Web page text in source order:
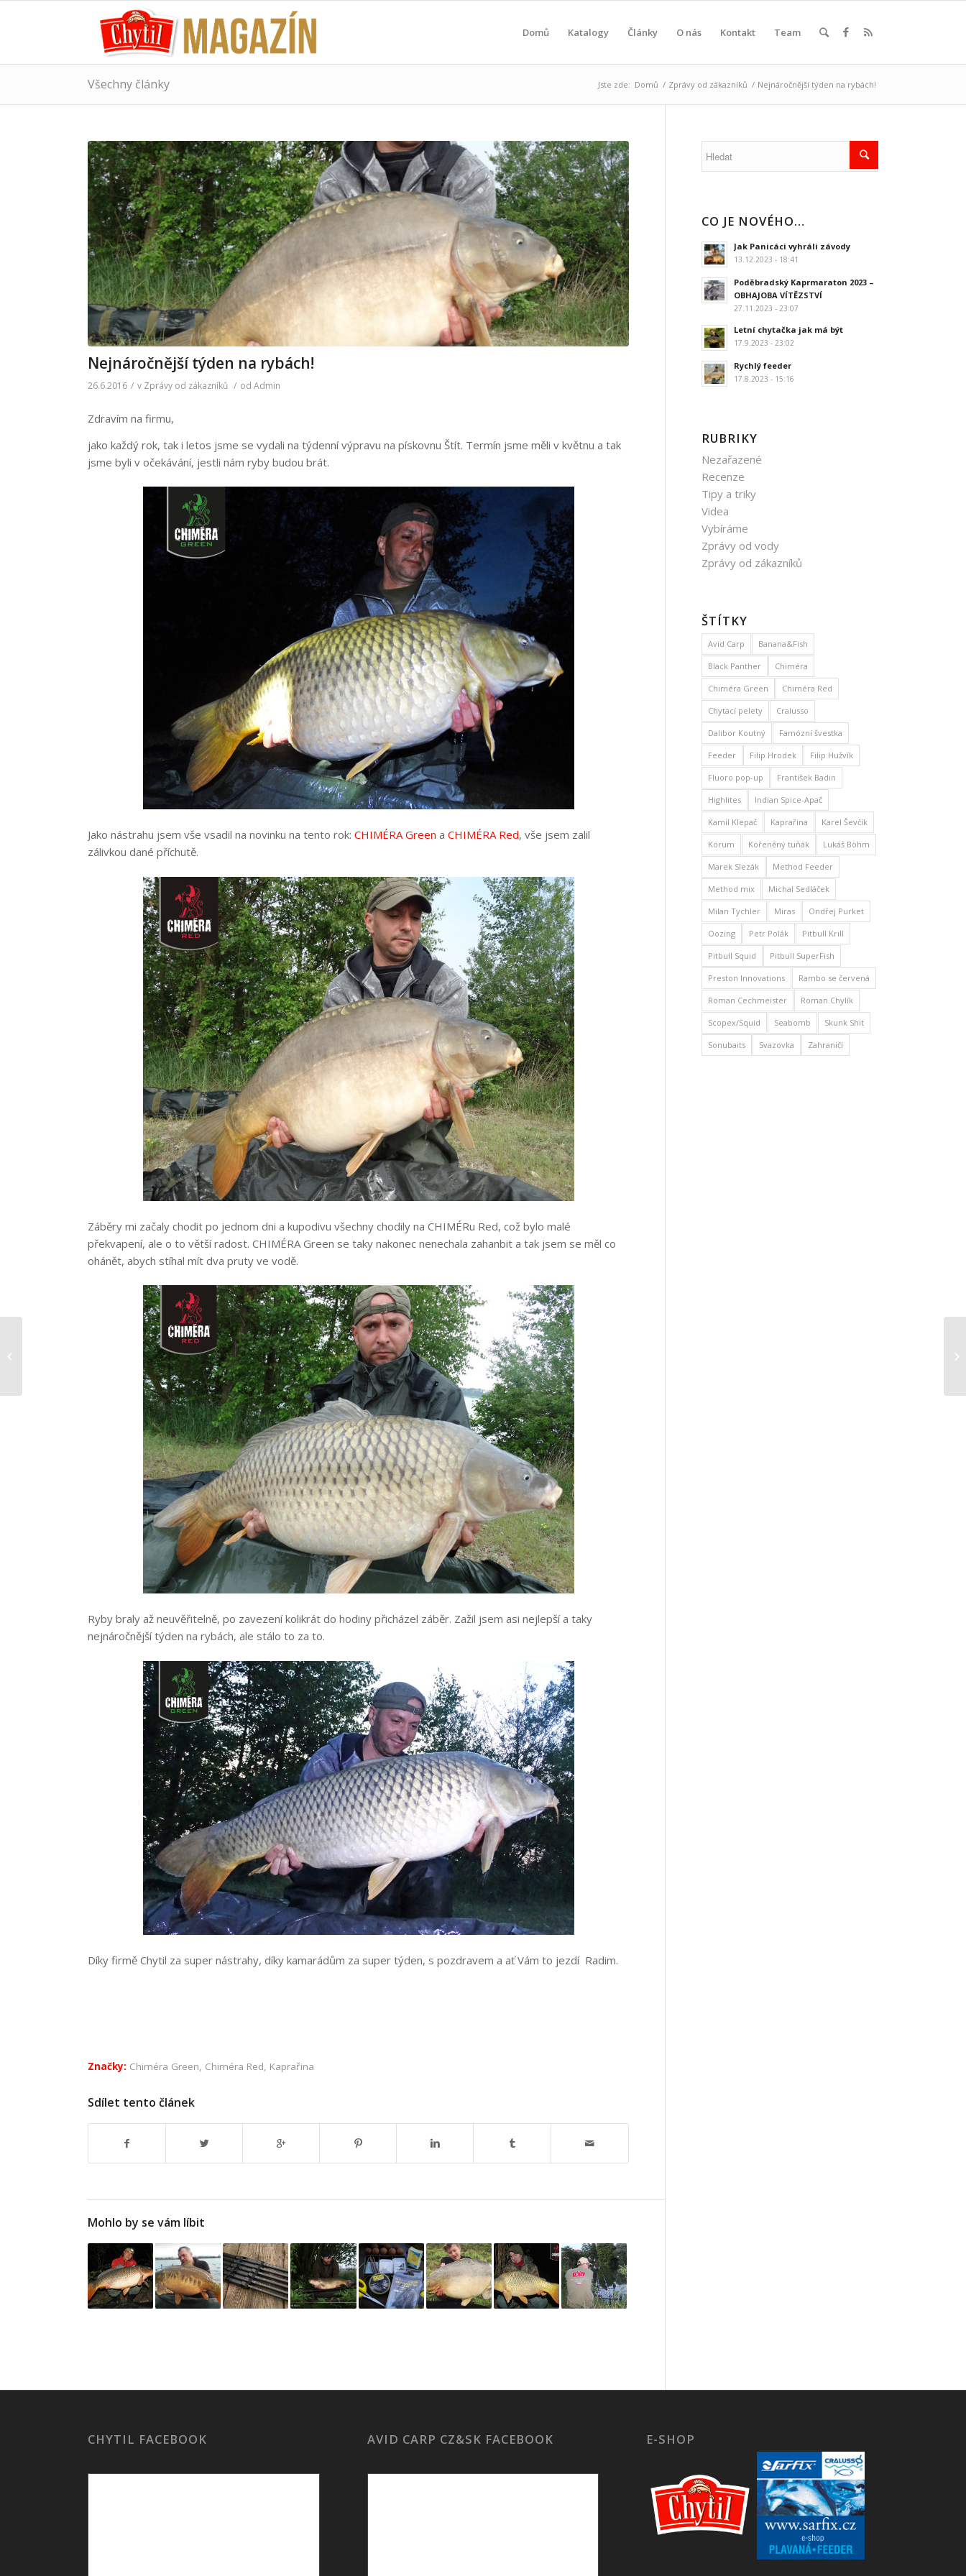
Domů Katalogy Články O nás Kontakt Team
Všechny články Jste zde: Domů / Zprávy od zákazníků / Nejnáročnější týden na rybách!
Nejnáročnější týden na rybách!
26.6.2016 / v Zprávy od zákazníků / od Admin
Zdravím na firmu,
jako každý rok, tak i letos jsme se vydali na týdenní výpravu na pískovnu Štít. Termín jsme měli v květnu a tak
jsme byli v očekávání, jestli nám ryby budou brát.
Jako nástrahu jsem vše vsadil na novinku na tento rok: CHIMÉRA Green a CHIMÉRA Red, vše jsem zalil
zálivkou dané příchutě.
Záběry mi začaly chodit po jednom dni a kupodivu všechny chodily na CHIMÉRu Red, což bylo malé
překvapení, ale o to větší radost. CHIMÉRA Green se taky nakonec nenechala zahanbit a tak jsem se měl co
ohánět, abych stíhal mít dva pruty ve vodě.
Ryby braly až neuvěřitelně, po zavezení kolikrát do hodiny přicházel záběr. Zažil jsem asi nejlepší a taky
nejnáročnější týden na rybách, ale stálo to za to.
Díky firmě Chytil za super nástrahy, díky kamarádům za super týden, s pozdravem a ať Vám to jezdí Radim.
Značky: Chiméra Green Chiméra Red Kaprařina
Sdílet tento článek
Mohlo by se vám líbit
CO JE NOVÉHO…
Jak Panicáci vyhráli závody
13.12.2023 - 18:41
Poděbradský Kaprmaraton 2023 –
OBHAJOBA VÍTĚZSTVÍ
27.11.2023 - 23:07
Letní chytačka jak má být
17.9.2023 - 23:02
Rychlý feeder
17.8.2023 - 15:16
RUBRIKY
Nezařazené
Recenze
Tipy a triky
Videa
Vybíráme
Zprávy od vody
Zprávy od zákazníků
ŠTÍTKY
Avid Carp Banana&Fish
Black Panther Chiméra
Chiméra Green Chiméra Red
Chytací pelety Cralusso
Dalibor Koutný Famózní švestka
Feeder Filip Hrodek Filip Hužvík
Fluoro pop-up František Badin
Highlites Indian Spice-Apač
Kamil Klepač Kaprařina Karel Ševčík
Korum Kořeněný tuňák Lukáš Böhm
Marek Slezák Method Feeder
Method mix Michal Sedláček
Milan Tychler Miras Ondřej Purket
Oozing Petr Polák Pitbull Krill
Pitbull Squid Pitbull SuperFish
Preston Innovations Rambo se červená
Roman Cechmeister Roman Chylík
Scopex/Squid Seabomb Skunk Shit
Sonubaits Svazovka Zahraničí
CHYTIL FACEBOOK AVID CARP CZ&SK FACEBOOK E-SHOP